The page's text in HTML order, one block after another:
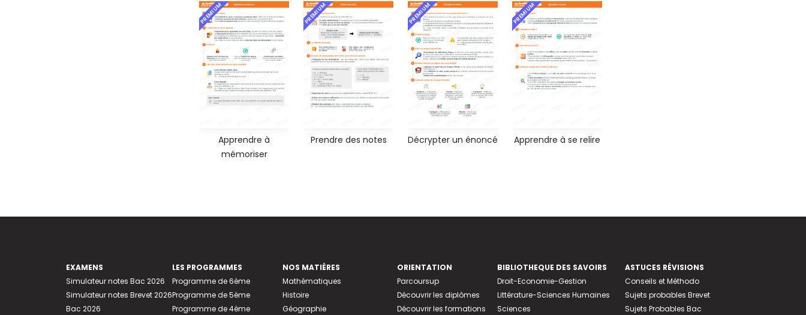
PREMIUM
Apprendre à
mémoriser
PREMIUM
Prendre des notes
PREMIUM
Décrypter un énoncé
PREMIUM
Apprendre à se relire
EXAMENS
Simulateur notes Bac 2026
Simulateur notes Brevet 2026
Bac 2026
LES PROGRAMMES
Programme de 6ème
Programme de 5ème
Programme de 4ème
NOS MATIÈRES
Mathématiques
Histoire
Géographie
ORIENTATION
Parcoursup
Découvrir les diplômes
Découvrir les formations
BIBLIOTHEQUE DES SAVOIRS
Droit-Economie-Gestion
Littérature-Sciences Humaines
Sciences
ASTUCES RÉVISIONS
Conseils et Méthodo
Sujets probables Brevet
Sujets Probables Bac